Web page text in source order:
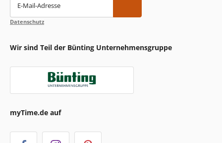
E-Mail-Adresse
Datenschutz
Wir sind Teil der Bünting Unternehmensgruppe
myTime.de auf